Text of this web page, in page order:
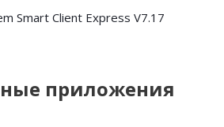
Smart Client Express V7.17
приложения